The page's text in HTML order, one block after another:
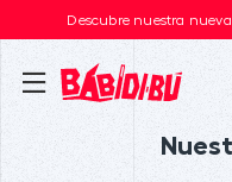
Descubre nuestra